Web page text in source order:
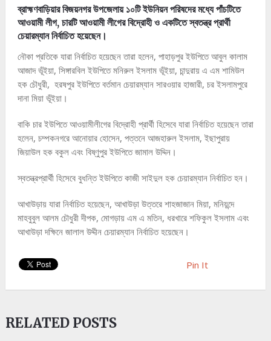
ব্রাহ্মণবাড়িয়ার বিজয়নগর উপজেলায় ১০টি ইউনিয়ন পরিষদের মধ্যে পাঁচটিতে
আওয়ামী লীগ, চারটি আওয়ামী লীগের বিদ্রোহী ও একটিতে স্বতন্ত্র প্রার্থী
চেয়ারম্যান নির্বাচিত হয়েছেন।
নৌকা প্রতিকে যারা নির্বাচিত হয়েছেন তারা হলেন, পাহাড়পুর ইউপিতে আবুল কালাম
আজাদ ভূঁইয়া, সিঙ্গারবিল ইউপিতে মনিরুল ইসলাম ভূঁইয়া, চান্দুরায় এ এম শামিউল
হক চৌধুরী, হরষপুর ইউপিতে বর্তমান চেয়ারম্যান সারওয়ার হাজারী, চর ইসলামপুরে
দানা মিয়া ভূঁইয়া।
বাকি চার ইউপিতে আওয়ামীলীগের বিদ্রোহী প্রার্থী হিসেবে যারা নির্বাচিত হয়েছেন তারা
হলেন, চম্পকনগরে আনোয়ার হোসেন, পত্তনে আজহারুল ইসলাম, ইছাপুরায়
জিয়াউল হক বকুল এবং বিষ্ণুপুর ইউপিতে জামাল উদ্দিন।
স্বতন্ত্রপ্রার্থী হিসেবে বুধন্তি ইউপিতে কাজী সাইদুল হক চেয়ারম্যান নির্বাচিত হন।
আখাউড়ায় যারা নির্বাচিত হয়েছেন, আখাউড়া উত্তরে শাহজাজান মিয়া, মনিয়ন্দে
মাহবুবুল আলম চৌধুরী দীপক, মোগড়ায় এম এ মতিন, ধরখারে শফিকুল ইসলাম এবং
আখাউড়া দক্ষিনে জালাল উদ্দীন চেয়ারম্যান নির্বাচিত হয়েছেন।
Pin It
RELATED POSTS